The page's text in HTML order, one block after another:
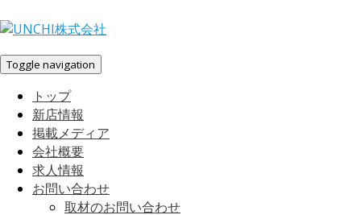
Toggle navigation
トップ
新店情報
掲載メディア
会社概要
求人情報
お問い合わせ
取材のお問い合わせ